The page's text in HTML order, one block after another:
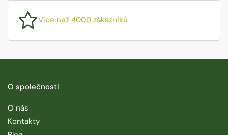
Více než 4000 zákazníků
O společnosti
O nás
Kontakty